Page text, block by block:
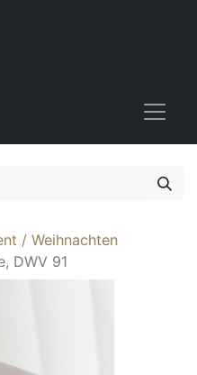
/ Weihnachten
DWV 91